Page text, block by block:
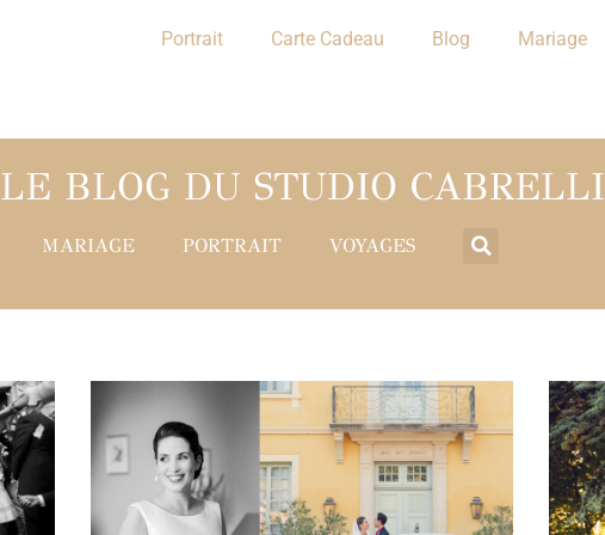
Portrait Carte Cadeau Blog Mariage
LE BLOG DU STUDIO CABRELLI
MARIAGE PORTRAIT VOYAGES